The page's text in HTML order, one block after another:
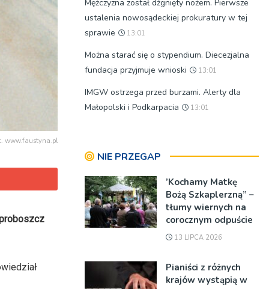
www.faustyna.pl
Mężczyzna został dźgnięty nożem. Pierwsze
ustalenia nowosądeckiej prokuratury w tej
sprawie
13:01
Można starać się o stypendium. Diecezjalna
fundacja przyjmuje wnioski
13:01
IMGW ostrzega przed burzami. Alerty dla
Małopolski i Podkarpacia
13:01
NIE PRZEGAP
’Kochamy Matkę
Bożą Szkaplerzną” –
tłumy wiernych na
corocznym odpuście
13 LIPCA 2026
Pianiści z różnych
krajów wystąpią w